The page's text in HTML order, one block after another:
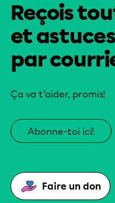
Reçois
et
par
Ça va t’aider, promis!
Abonne-toi ici!
Faire un don